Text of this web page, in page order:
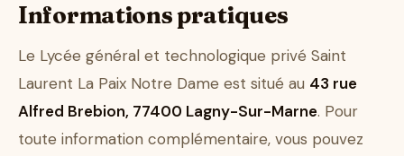
Informations pratiques
Le Lycée général et technologique privé Saint
Laurent La Paix Notre Dame est situé au 43 rue
Alfred Brebion, 77400 Lagny-Sur-Marne. Pour
toute information complémentaire, vous pouvez